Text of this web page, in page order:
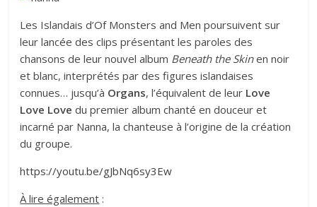
Les Islandais d’Of Monsters and Men poursuivent sur
leur lancée des clips présentant les paroles des
chansons de leur nouvel album Beneath the Skinen noir
et blanc, interprétés par des figures islandaises
connues… jusqu’à Organs, l’équivalent de leur Love
Love Love du premier album chanté en douceur et
incarné par Nanna, la chanteuse à l’origine de la création
du groupe.
https://youtu.be/gJbNq6sy3Ew
À lire également :